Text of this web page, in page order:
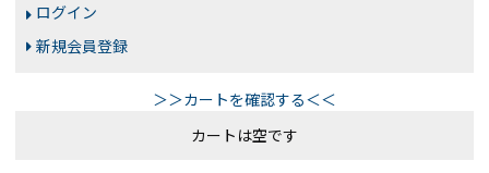
ログイン
新規会員登録
＞＞カートを確認する＜＜
カートは空です